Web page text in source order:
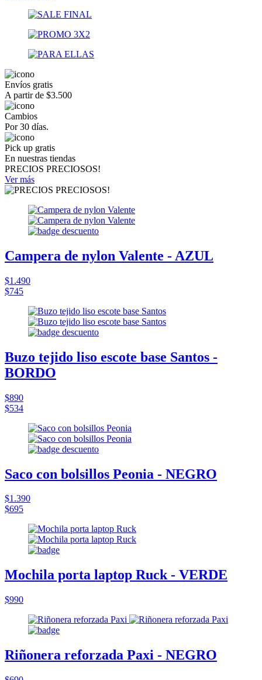
Envíos gratis
A partir de $3.500
Cambios
Por 30 días.
Pick up gratis
En nuestras tiendas
PRECIOS PRECIOSOS!
Ver más
Campera de nylon Valente - AZUL
$1.490
$745
Buzo tejido liso escote base Santos -
BORDO
$890
$534
Saco con bolsillos Peonia - NEGRO
$1.390
$695
Mochila porta laptop Ruck - VERDE
$990
Riñonera reforzada Paxi - NEGRO